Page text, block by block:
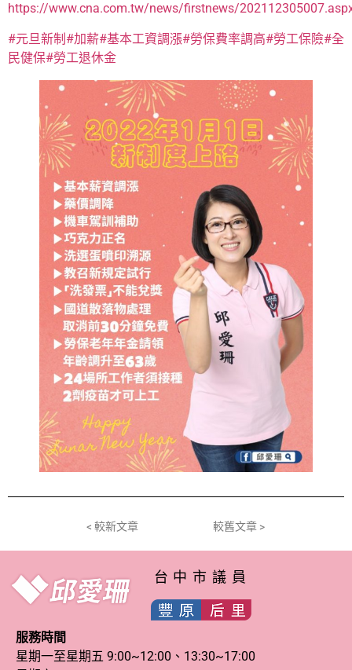
https://www.cna.com.tw/news/firstnews/
#元旦新制 #加薪#基本工資調漲#勞保費率調高#勞工保險#全
民健保#勞工退休金
< 較新文章 較舊文章 >
台中市議員
服務時間
星期一至星期五 9:00~12:00、13:30~17:00